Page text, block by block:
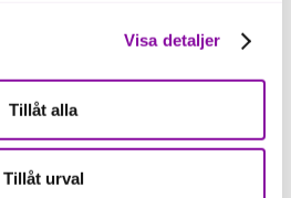
Visa detaljer
Tillåt alla
Tillåt urval